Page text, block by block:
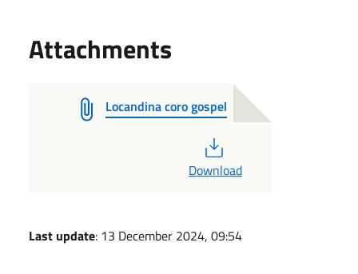
Attachments
Locandina coro gospel
Download
Last update: 13 December 2024, 09:54